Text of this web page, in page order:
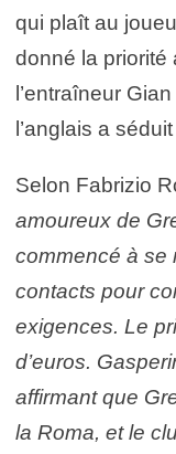
qui plaît au
donné la priorité
l’entraîneur
l’anglais a
Selon Fabrizio
amoureux de
commencé à se
contacts pour
exigences. Le
d’euros.
affirmant que
la Roma, et le